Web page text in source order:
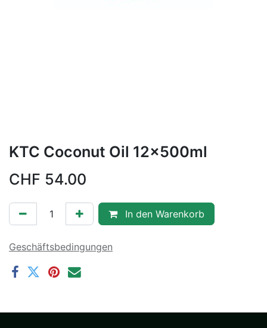
KTC Coconut Oil 12x500ml
CHF 54.00
In den Warenkorb
Geschäftsbedingungen